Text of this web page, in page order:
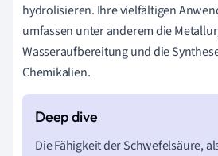
hydrolisieren. Ihre vielfältigen
umfassen unter anderem die
Wasseraufbereitung und die
Chemikalien.
Die Fähigkeit der Schwefelsäure,